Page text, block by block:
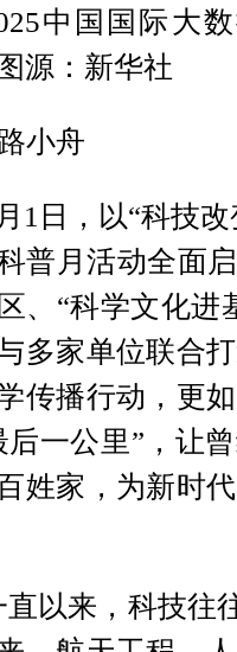
中国国际大
源：新华社
小舟
1日，以“科技
普月活动全面
、“科学文化进
多家单位联合
传播行动，更
后一公里”，让
姓家，为新时
直以来，科技往